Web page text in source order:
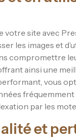
votre site avec
les images et
compromettre
ainsi une
vous
fréquemment
par les
et